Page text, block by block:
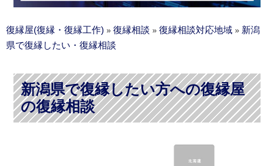
復縁屋(復縁・復縁工作) » 復縁相談 » 復縁相談対応地域 » 新潟
県で復縁したい・復縁相談
新潟県で復縁したい方への復縁屋
の復縁相談